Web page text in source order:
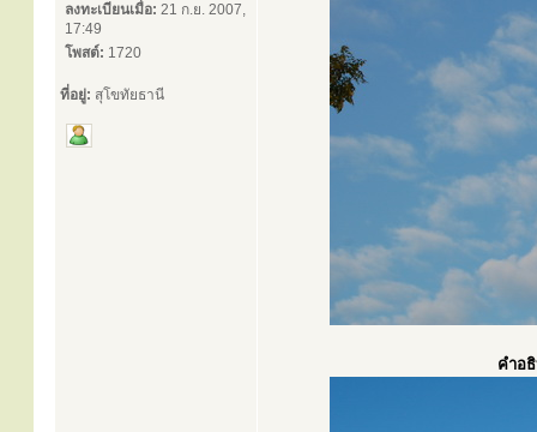
ลงทะเบียนเมื่อ: 21 ก.ย. 2007,
17:49
โพสต์: 1720
ที่อยู่: สุโขทัยธานี
คำอ